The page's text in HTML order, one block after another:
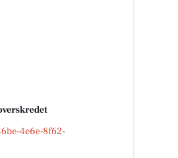
4e6e-8f62-